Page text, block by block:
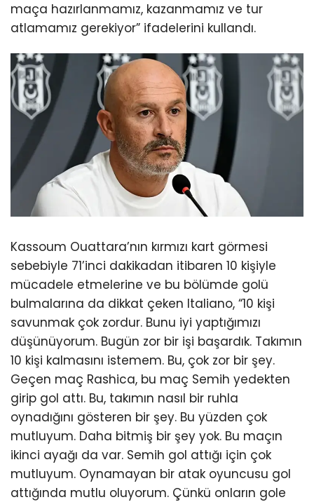
maça hazırlanmamız, kazanmamız ve tur
atlamamız gerekiyor” ifadelerini kullandı.
Kassoum Ouattara’nın kırmızı kart görmesi
sebebiyle 71’inci dakikadan itibaren 10 kişiyle
mücadele etmelerine ve bu bölümde golü
bulmalarına da dikkat çeken Italiano, “10 kişi
savunmak çok zordur. Bunu iyi yaptığımızı
düşünüyorum. Bugün zor bir işi başardık. Takımın
10 kişi kalmasını istemem. Bu, çok zor bir şey.
Geçen maç Rashica, bu maç Semih yedekten
girip gol attı. Bu, takımın nasıl bir ruhla
oynadığını gösteren bir şey. Bu yüzden çok
mutluyum. Daha bitmiş bir şey yok. Bu maçın
ikinci ayağı da var. Semih gol attığı için çok
mutluyum. Oynamayan bir atak oyuncusu gol
attığında mutlu oluyorum. Çünkü onların gole